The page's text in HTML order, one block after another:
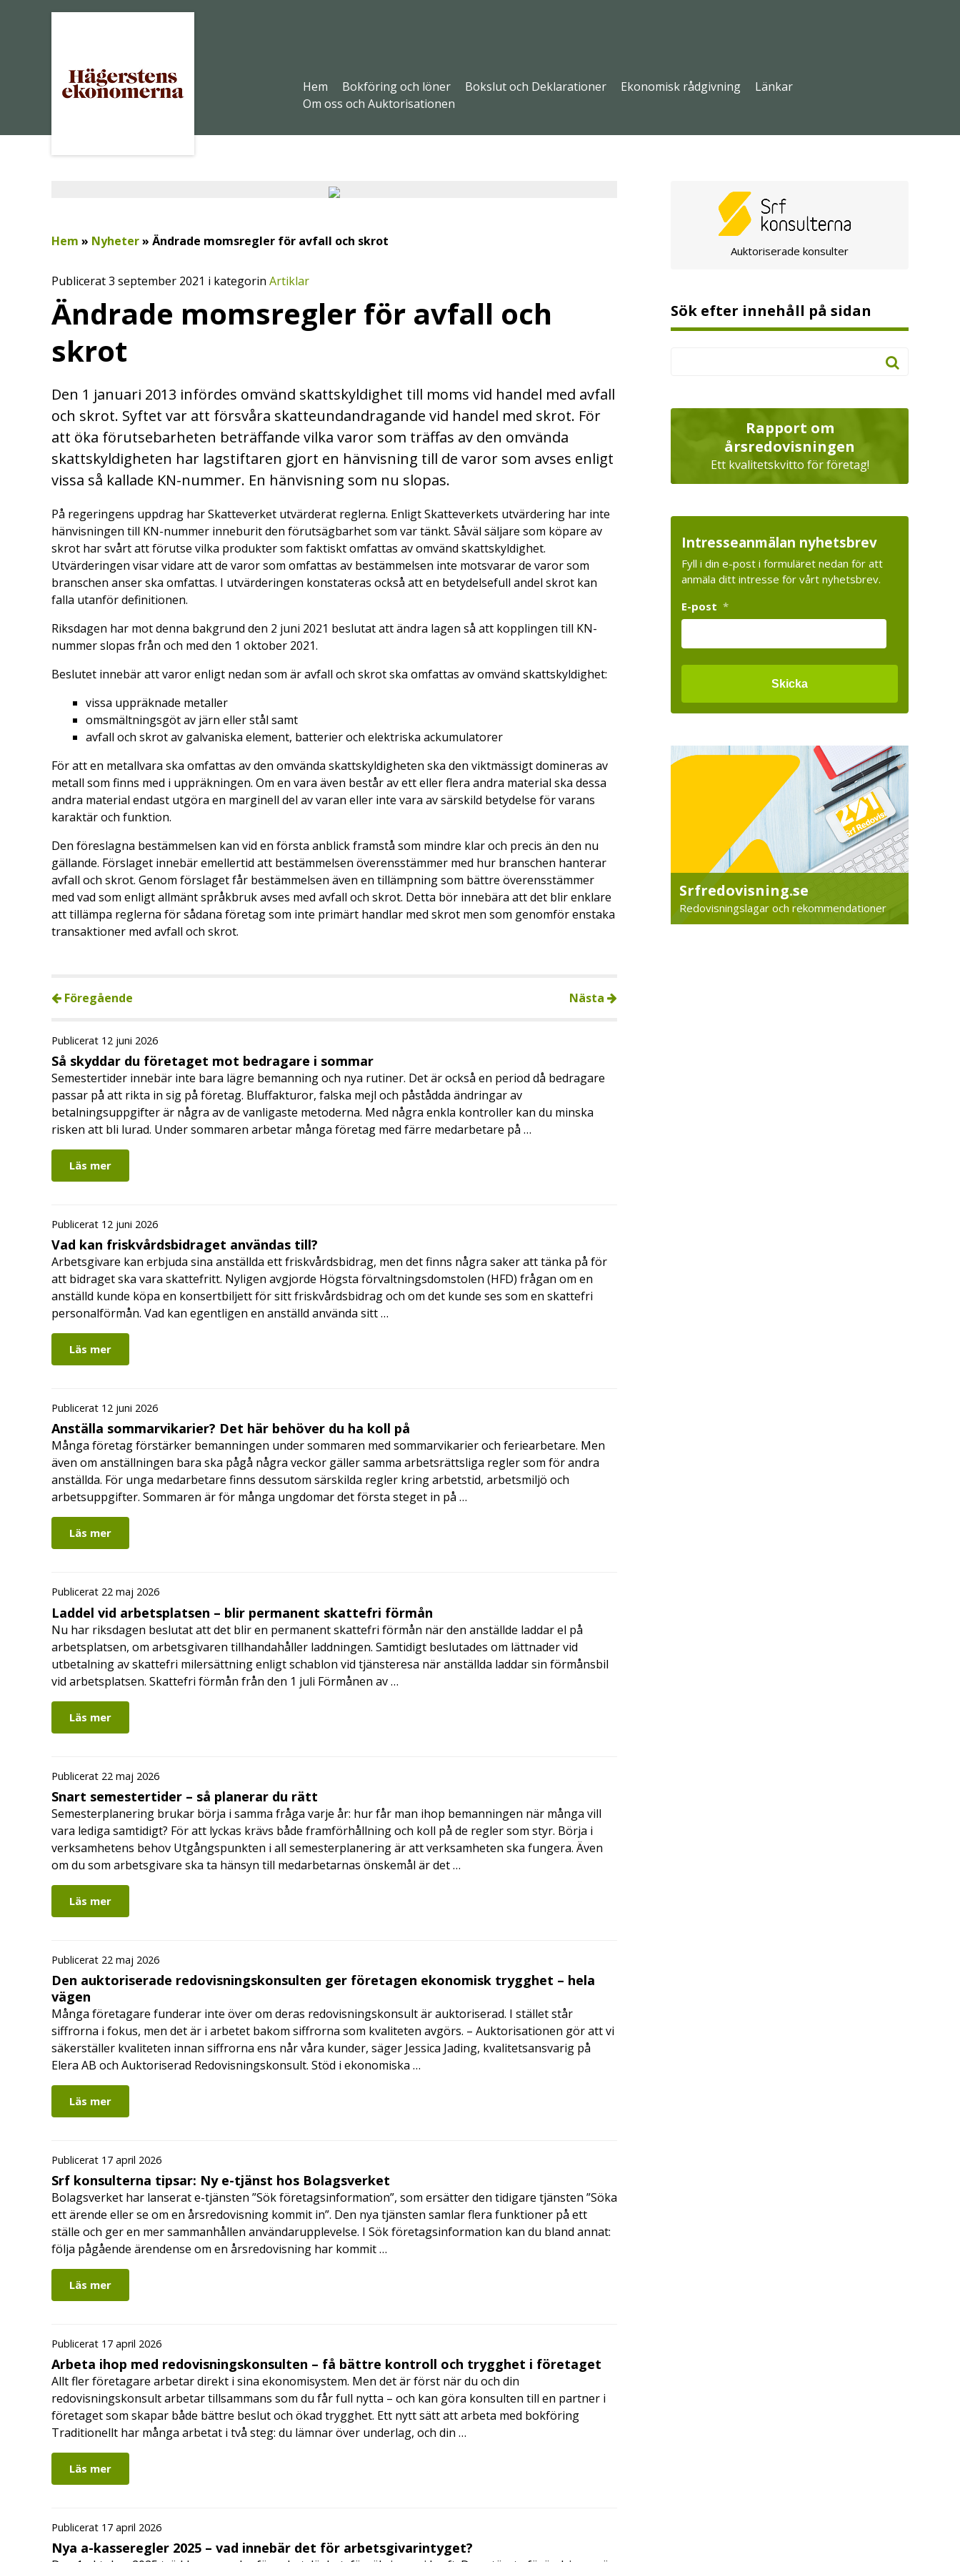
Hem Bokföring och löner Bokslut och Deklarationer Ekonomisk rådgivning
Länkar
Om oss och Auktorisationen
Hem » Nyheter» Ändrade momsregler för avfall och skrot
Publicerat 3 september 2021 i kategorin Artiklar
Ändrade momsregler för avfall och
skrot
Den 1 januari 2013 infördes omvänd skattskyldighet till moms vid handel med avfall
och skrot. Syftet var att försvåra skatteundandragande vid handel med skrot. För
att öka förutsebarheten beträffande vilka varor som träffas av den omvända
skattskyldigheten har lagstiftaren gjort en hänvisning till de varor som avses enligt
vissa så kallade KN-nummer. En hänvisning som nu slopas.
På regeringens uppdrag har Skatteverket utvärderat reglerna. Enligt Skatteverkets utvärdering har inte
hänvisningen till KN-nummer inneburit den förutsägbarhet som var tänkt. Såväl säljare som köpare av
skrot har svårt att förutse vilka produkter som faktiskt omfattas av omvänd skattskyldighet.
Utvärderingen visar vidare att de varor som omfattas av bestämmelsen inte motsvarar de varor som
branschen anser ska omfattas. I utvärderingen konstateras också att en betydelsefull andel skrot kan
falla utanför definitionen.
Riksdagen har mot denna bakgrund den 2 juni 2021 beslutat att ändra lagen så att kopplingen till KN-
nummer slopas från och med den 1 oktober 2021.
Beslutet innebär att varor enligt nedan som är avfall och skrot ska omfattas av omvänd skattskyldighet:
vissa uppräknade metaller
omsmältningsgöt av järn eller stål samt
avfall och skrot av galvaniska element, batterier och elektriska ackumulatorer
För att en metallvara ska omfattas av den omvända skattskyldigheten ska den viktmässigt domineras av
metall som finns med i uppräkningen. Om en vara även består av ett eller flera andra material ska dessa
andra material endast utgöra en marginell del av varan eller inte vara av särskild betydelse för varans
karaktär och funktion.
Den föreslagna bestämmelsen kan vid en första anblick framstå som mindre klar och precis än den nu
gällande. Förslaget innebär emellertid att bestämmelsen överensstämmer med hur branschen hanterar
avfall och skrot. Genom förslaget får bestämmelsen även en tillämpning som bättre överensstämmer
med vad som enligt allmänt språkbruk avses med avfall och skrot. Detta bör innebära att det blir enklare
att tillämpa reglerna för sådana företag som inte primärt handlar med skrot men som genomför enstaka
transaktioner med avfall och skrot.
Föregående Nästa
Publicerat 12 juni 2026
Så skyddar du företaget mot bedragare i sommar
Semestertider innebär inte bara lägre bemanning och nya rutiner. Det är också en period då bedragare
passar på att rikta in sig på företag. Bluffakturor, falska mejl och påstådda ändringar av
betalningsuppgifter är några av de vanligaste metoderna. Med några enkla kontroller kan du minska
risken att bli lurad. Under sommaren arbetar många företag med färre medarbetare på …
Läs mer
Publicerat 12 juni 2026
Vad kan friskvårdsbidraget användas till?
Arbetsgivare kan erbjuda sina anställda ett friskvårdsbidrag, men det finns några saker att tänka på för
att bidraget ska vara skattefritt. Nyligen avgjorde Högsta förvaltningsdomstolen (HFD) frågan om en
anställd kunde köpa en konsertbiljett för sitt friskvårdsbidrag och om det kunde ses som en skattefri
personalförmån. Vad kan egentligen en anställd använda sitt …
Läs mer
Publicerat 12 juni 2026
Anställa sommarvikarier? Det här behöver du ha koll på
Många företag förstärker bemanningen under sommaren med sommarvikarier och feriearbetare. Men
även om anställningen bara ska pågå några veckor gäller samma arbetsrättsliga regler som för andra
anställda. För unga medarbetare finns dessutom särskilda regler kring arbetstid, arbetsmiljö och
arbetsuppgifter. Sommaren är för många ungdomar det första steget in på …
Läs mer
Publicerat 22 maj 2026
Laddel vid arbetsplatsen – blir permanent skattefri förmån
Nu har riksdagen beslutat att det blir en permanent skattefri förmån när den anställde laddar el på
arbetsplatsen, om arbetsgivaren tillhandahåller laddningen. Samtidigt beslutades om lättnader vid
utbetalning av skattefri milersättning enligt schablon vid tjänsteresa när anställda laddar sin förmånsbil
vid arbetsplatsen. Skattefri förmån från den 1 juli Förmånen av …
Läs mer
Publicerat 22 maj 2026
Snart semestertider – så planerar du rätt
Semesterplanering brukar börja i samma fråga varje år: hur får man ihop bemanningen när många vill
vara lediga samtidigt? För att lyckas krävs både framförhållning och koll på de regler som styr. Börja i
verksamhetens behov Utgångspunkten i all semesterplanering är att verksamheten ska fungera. Även
om du som arbetsgivare ska ta hänsyn till medarbetarnas önskemål är det …
Läs mer
Publicerat 22 maj 2026
Den auktoriserade redovisningskonsulten ger företagen ekonomisk trygghet – hela
vägen
Många företagare funderar inte över om deras redovisningskonsult är auktoriserad. I stället står
siffrorna i fokus, men det är i arbetet bakom siffrorna som kvaliteten avgörs. – Auktorisationen gör att vi
säkerställer kvaliteten innan siffrorna ens når våra kunder, säger Jessica Jading, kvalitetsansvarig på
Elera AB och Auktoriserad Redovisningskonsult. Stöd i ekonomiska …
Läs mer
Publicerat 17 april 2026
Srf konsulterna tipsar: Ny e-tjänst hos Bolagsverket
Bolagsverket har lanserat e-tjänsten ”Sök företagsinformation”, som ersätter den tidigare tjänsten ”Söka
ett ärende eller se om en årsredovisning kommit in”. Den nya tjänsten samlar flera funktioner på ett
ställe och ger en mer sammanhållen användarupplevelse. I Sök företagsinformation kan du bland annat:
följa pågående ärendense om en årsredovisning har kommit …
Läs mer
Publicerat 17 april 2026
Arbeta ihop med redovisningskonsulten – få bättre kontroll och trygghet i företaget
Allt fler företagare arbetar direkt i sina ekonomisystem. Men det är först när du och din
redovisningskonsult arbetar tillsammans som du får full nytta – och kan göra konsulten till en partner i
företaget som skapar både bättre beslut och ökad trygghet. Ett nytt sätt att arbeta med bokföring
Traditionellt har många arbetat i två steg: du lämnar över underlag, och din …
Läs mer
Publicerat 17 april 2026
Nya a-kasseregler 2025 – vad innebär det för arbetsgivarintyget?
Auktoriserade konsulter
Sök efter innehåll på sidan
Rapport om
årsredovisningen
Ett kvalitetskvitto för företag!
Intresseanmälan nyhetsbrev
Fyll i din e-post i formuläret nedan för att
anmäla ditt intresse för vårt nyhetsbrev.
E-post *
Srfredovisning.se
Redovisningslagar och rekommendationer